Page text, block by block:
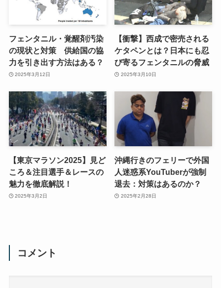
フェンタニル・覚醒剤汚染
の現状と対策 供給国の協
力を引き出す方法はある？
2025年3月12日
【衝撃】西成で密売される
ケタペンとは？日本にも忍
び寄るフェンタニルの脅威
2025年3月10日
【東京マラソン2025】見ど
ころ＆注目選手＆レースの
魅力を徹底解説！
2025年3月2日
沖縄行きのフェリーで外国
人迷惑系YouTuberが強制
退去：対策はあるのか？
2025年2月28日
コメント